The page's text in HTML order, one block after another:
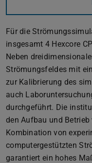
Für die
insgesamt 4 Hexcore
Neben
Strömungsfeldes mit
zur Kalibrierung des
auch
durchgeführt. Die
den Aufbau und
Kombination von
computergestützten
garantiert ein hohes